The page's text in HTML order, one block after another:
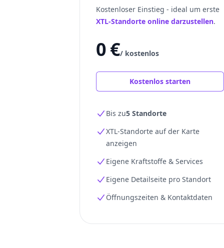
Kostenloser Einstieg - ideal um erste
XTL-Standorte online darzustellen.
0 €/ kostenlos
Kostenlos starten
Bis zu5 Standorte
XTL-Standorte auf der Karte
anzeigen
Eigene Kraftstoffe & Services
Eigene Detailseite pro Standort
Öffnungszeiten & Kontaktdaten